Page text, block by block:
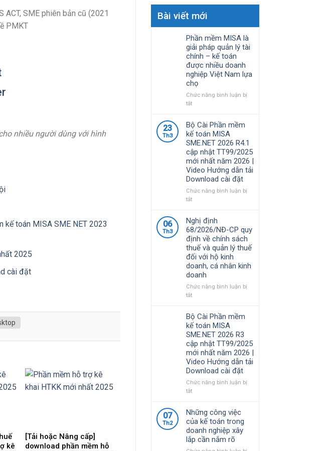
SME phiên bản cũ (2021
PMKT
nhiều người dùng với hình
kế toán MISA SME NET 2023
2025
cài đặt
kê
[Tải hoặc Nâng cấp]
download phần mềm hỗ
Bài viết mới
Phần mềm MISA là
giải pháp quản lý tài
chính – kế toán
được nhiều doanh
nghiệp Việt Nam lựa
chọ
Chức năng bình luận bị
tắtở
mềm
MISA
là
giải
pháp
quản
lý
tài
chính
–
được
nhiều
doanh
nghiệp
Việt
Nam
lựa
23
Th3
Bộ Cài Phần mềm
kế toán MISA
SME.NET 2026 R4.1
cập nhật TT99/2025
mới nhất năm 2026 |
Video Hướng dẫn tải
Download cài đặt
Chức năng bình luận bị
tắtở
Phần
mềm
kế
toán
MISA
SME.NET
2026
R4.1
cập
mới
nhất
năm
2026
|
Video
Hướng
tải
Download
đặt
06
Th3
Nghị định
68/2026/NĐ-CP quy
định về chính sách
thuế và quản lý thuế
đối với hộ kinh
doanh, cá nhân kinh
doanh
Chức năng bình luận bị
tắtở
định
68/2026/NĐ-
CP
quy
định
về
chính
sách
thuế
và
thuế
đối
với
hộ
kinh
Bộ Cài Phần mềm
kế toán MISA
SME.NET 2026 R3
cập nhật TT99/2025
mới nhất năm 2026 |
Video Hướng dẫn tải
Download cài đặt
Chức năng bình luận bị
tắtở
Phần
mềm
kế
toán
07
Th2
Những công việc
của kế toán trong
doanh nghiệp xây
lắp cần nắm rõ